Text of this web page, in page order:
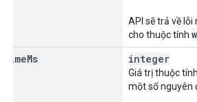
API sẽ trả về
cho thuộc tính
Ms integer
Giá trị thuộc
một số nguyên